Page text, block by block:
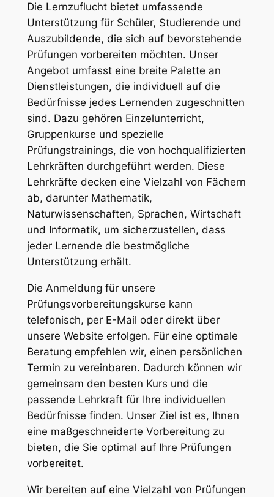
Die Lernzuflucht bietet umfassende
Unterstützung für Schüler, Studierende und
Auszubildende, die sich auf bevorstehende
Prüfungen vorbereiten möchten. Unser
Angebot umfasst eine breite Palette an
Dienstleistungen, die individuell auf die
Bedürfnisse jedes Lernenden zugeschnitten
sind. Dazu gehören Einzelunterricht,
Gruppenkurse und spezielle
Prüfungstrainings, die von hochqualifizierten
Lehrkräften durchgeführt werden. Diese
Lehrkräfte decken eine Vielzahl von Fächern
ab, darunter Mathematik,
Naturwissenschaften, Sprachen, Wirtschaft
und Informatik, um sicherzustellen, dass
jeder Lernende die bestmögliche
Unterstützung erhält.
Die Anmeldung für unsere
Prüfungsvorbereitungskurse kann
telefonisch, per E-Mail oder direkt über
unsere Website erfolgen. Für eine optimale
Beratung empfehlen wir, einen persönlichen
Termin zu vereinbaren. Dadurch können wir
gemeinsam den besten Kurs und die
passende Lehrkraft für Ihre individuellen
Bedürfnisse finden. Unser Ziel ist es, Ihnen
eine maßgeschneiderte Vorbereitung zu
bieten, die Sie optimal auf Ihre Prüfungen
vorbereitet.
Wir bereiten auf eine Vielzahl von Prüfungen